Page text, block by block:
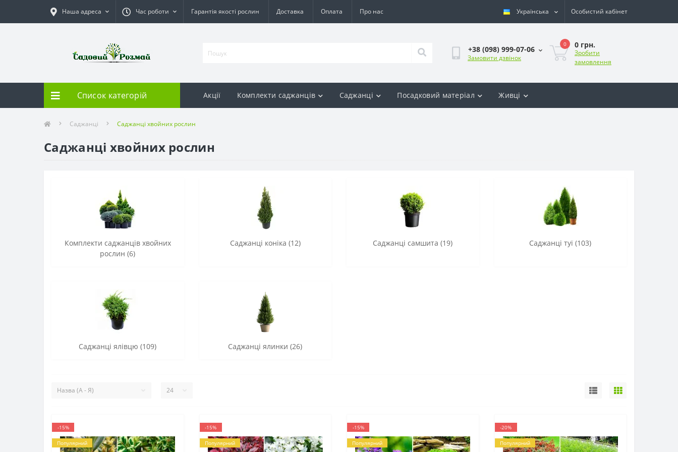
Наша адреса Час роботи Гарантія якості рослин Доставка Оплата Про нас Українська Особистий кабінет
+38 (098) 999-07-06
Замовити дзвінок
0 0 грн.
Зробити
замовлення
Список категорій Акції Комплекти саджанців Саджанці Посадковий матеріал Живці
Саджанці Саджанці хвойних рослин
Саджанці хвойних рослин
Комплекти саджанців хвойних
рослин (6)
Саджанці коніка (12) Саджанці самшита (19) Саджанці туї (103)
Саджанці ялівцю (109) Саджанці ялинки (26)
-15%
Популярний
-15%
Популярний
-15%
Популярний
-20%
Популярний